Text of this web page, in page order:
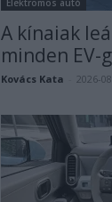
A kínaiak
minden EV-
Kovács Kata 2026-